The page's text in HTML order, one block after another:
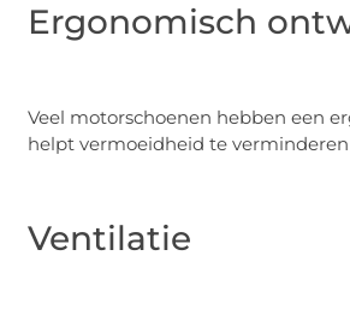
Ergonomisch
Veel motorschoenen hebben een
helpt vermoeidheid te
Ventilatie